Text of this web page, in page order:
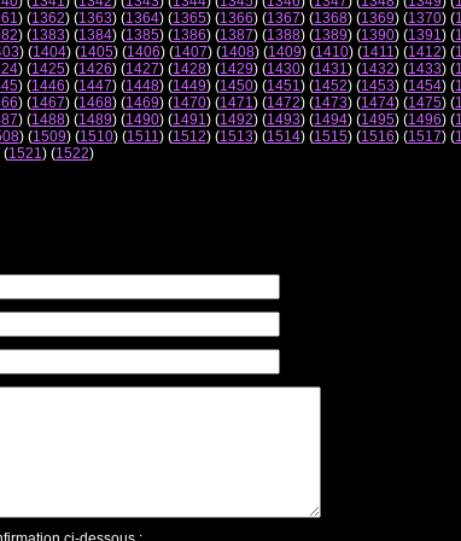
) (1362) (1363) (1364) (1365) (1366) (1367) (1368) (1369) (1370) (
) (1383) (1384) (1385) (1386) (1387) (1388) (1389) (1390) (1391) (
) (1404) (1405) (1406) (1407) (1408) (1409) (1410) (1411) (1412) (
) (1425) (1426) (1427) (1428) (1429) (1430) (1431) (1432) (1433) (
) (1446) (1447) (1448) (1449) (1450) (1451) (1452) (1453) (1454) (
) (1467) (1468) (1469) (1470) (1471) (1472) (1473) (1474) (1475) (
) (1488) (1489) (1490) (1491) (1492) (1493) (1494) (1495) (1496) (
) (1509) (1510) (1511) (1512) (1513) (1514) (1515) (1516) (1517) (
(1521) (1522)